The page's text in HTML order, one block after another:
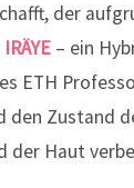
der
IRÄYE– ein
ETH
Zustand
der Haut